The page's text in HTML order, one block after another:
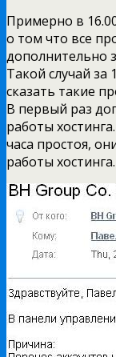
Примерно в
о том что все
дополнительно
Такой случай за
сказать такие
В первый раз
работы
часа простоя,
работы хостинга.